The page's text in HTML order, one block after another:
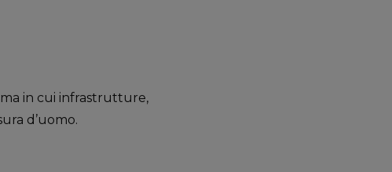
in cui infrastrutture,
d’uomo.